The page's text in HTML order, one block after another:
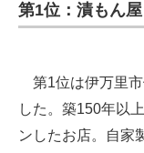
第1位：漬もん
第1位は伊万里市
した。築150年以
ンしたお店。自家